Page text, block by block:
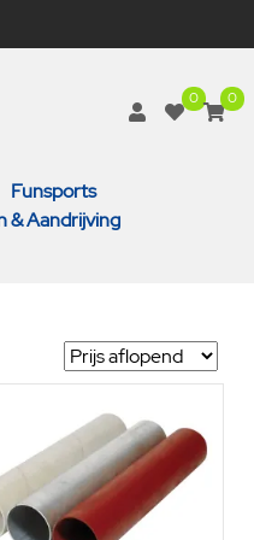
0 0
Funsports
& Aandrijving